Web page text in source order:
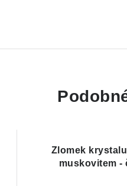
Zlomek
muskovitem -